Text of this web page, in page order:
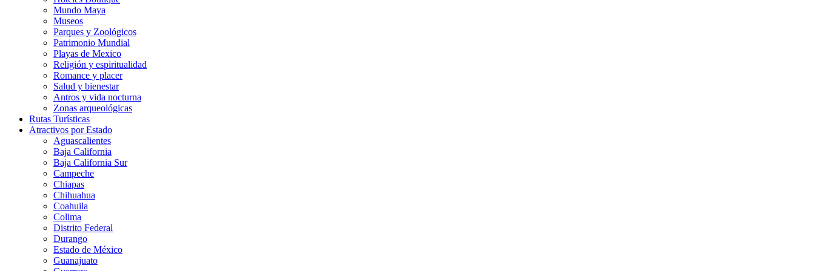
Mundo Maya
Museos
Parques y Zoológicos
Patrimonio Mundial
Playas de Mexico
Religión y espiritualidad
Romance y placer
Salud y bienestar
Antros y vida nocturna
Zonas arqueológicas
Rutas Turísticas
Atractivos por Estado
Aguascalientes
Baja California
Baja California Sur
Campeche
Chiapas
Chihuahua
Coahuila
Colima
Distrito Federal
Durango
Estado de México
Guanajuato